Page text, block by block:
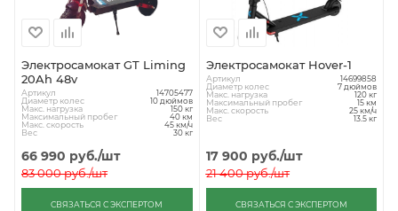
Электросамокат GT Liming
20Ah 48v
Артикул 14705477
Диаметр колес 10 дюймов
Макс. нагрузка 150 кг
Максимальный пробег 40 км
Макс. скорость 45 км/ч
Вес 30 кг
66 990 руб./шт
83 000руб./шт
СВЯЗАТЬСЯ С ЭКСПЕРТОМ
Электросамокат Hover-1
Артикул 14699858
Диаметр колес 7 дюймов
Макс. нагрузка 120 кг
Максимальный пробег 15 км
Макс. скорость 25 км/ч
Вес 13.5 кг
17 900 руб./шт
21 400руб./шт
СВЯЗАТЬСЯ С ЭКСПЕРТОМ